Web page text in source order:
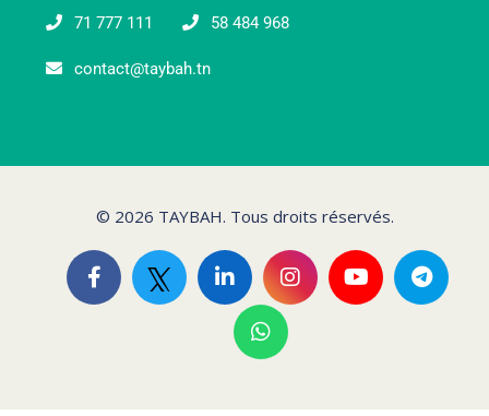
71 777 111
58 484 968
contact@taybah.tn
© 2026 TAYBAH. Tous droits réservés.